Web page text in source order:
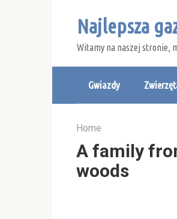
Najlepsza
Witamy na naszej stronie,
Gwiazdy
Home
A family
woods